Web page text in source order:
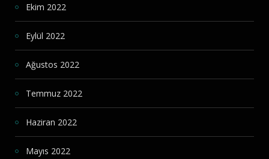
Ekim 2022
Eylül 2022
Ağustos 2022
Temmuz 2022
Haziran 2022
Mayıs 2022